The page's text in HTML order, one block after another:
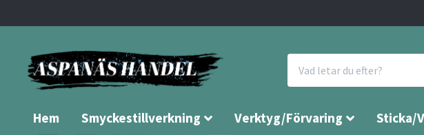
Hem Smyckestillverkning Verktyg/Förvaring Sticka/